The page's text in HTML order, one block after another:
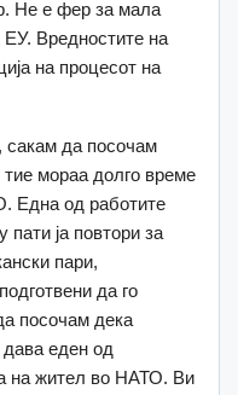
Не е фер за мала
ЕУ. Вредностите на
на процесот на
сакам да посочам
мораа долго време
Една од работите
ја повтори за
пари,
да го
посочам дека
еден од
на жител во НАТО. Ви